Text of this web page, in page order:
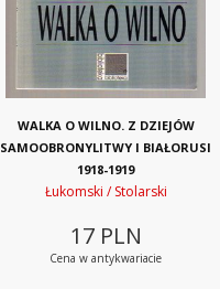
WALKA O WILNO. Z DZIEJÓW
SAMOOBRONYLITWY I BIAŁORUSI
1918-1919
Łukomski / Stolarski
17 PLN
Cena w antykwariacie